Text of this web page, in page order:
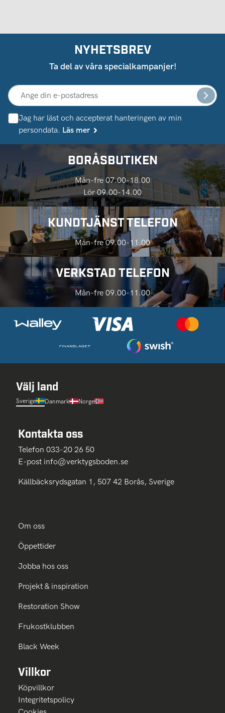
NYHETSBREV
Ta del av våra specialkampanjer!
Jag har läst och accepterat hanteringen av min
persondata. Läs mer
BORÅSBUTIKEN
Mån-fre 07.00-18.00
Lör 09.00-14.00
KUNDTJÄNST TELEFON
Mån-fre 09.00-11.00
VERKSTAD TELEFON
Mån-fre 09.00-11.00
Välj land
Sverige Danmark Norge
Kontakta oss
Telefon 033-20 26 50
E-post info@verktygsboden.se
Källbäcksrydsgatan 1, 507 42 Borås, Sverige
Om oss
Öppettider
Jobba hos oss
Projekt & inspiration
Restoration Show
Frukostklubben
Black Week
Villkor
Köpvillkor
Integritetspolicy